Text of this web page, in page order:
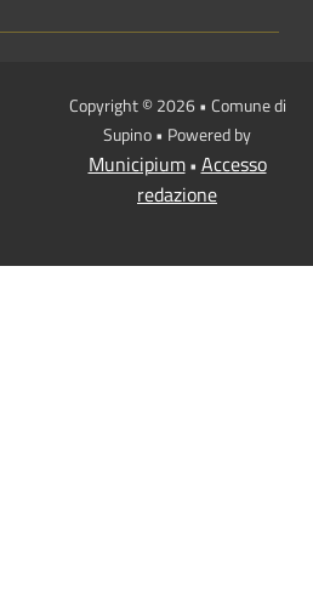
Copyright © 2026 • Comune di
Supino • Powered by
Municipium• Accesso
redazione